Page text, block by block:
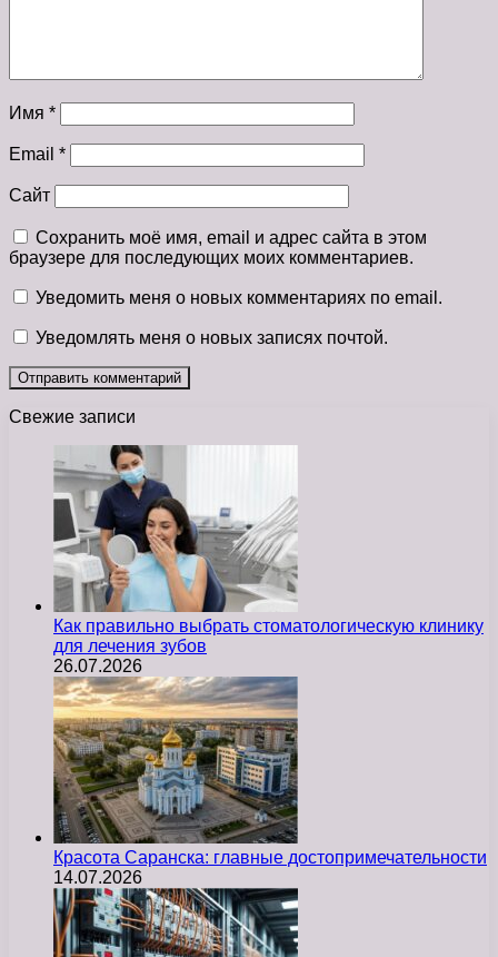
Имя *
Email *
Сайт
Сохранить моё имя, email и адрес сайта в этом
браузере для последующих моих комментариев.
Уведомить меня о новых комментариях по email.
Уведомлять меня о новых записях почтой.
Свежие записи
Как правильно выбрать стоматологическую клинику
для лечения зубов
26.07.2026
Красота Саранска: главные достопримечательности
14.07.2026